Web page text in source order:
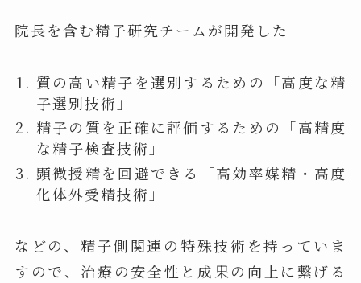
院長を含む精子研究チームが開発した
質の高い精子を選別するための「高度な精
子選別技術」
精子の質を正確に評価するための「高精度
な精子検査技術」
顕微授精を回避できる「高効率媒精・高度
化体外受精技術」
などの、精子側関連の特殊技術を持っていま
すので、治療の安全性と成果の向上に繋げる